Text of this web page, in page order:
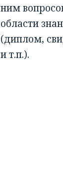
ним
области
(диплом,
и т.п.).